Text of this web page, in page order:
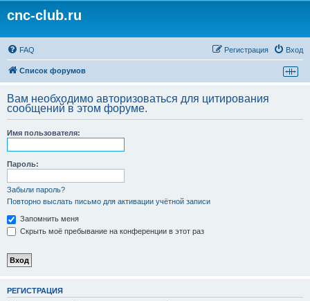
cnc-club.ru
FAQ Вход
Регистрация
Список форумов
Вам необходимо авторизоваться для цитирования
сообщений в этом форуме.
Имя пользователя:
Пароль:
Забыли пароль?
Повторно выслать письмо для активации учётной записи
Запомнить меня
Скрыть моё пребывание на конференции в этот раз
РЕГИСТРАЦИЯ